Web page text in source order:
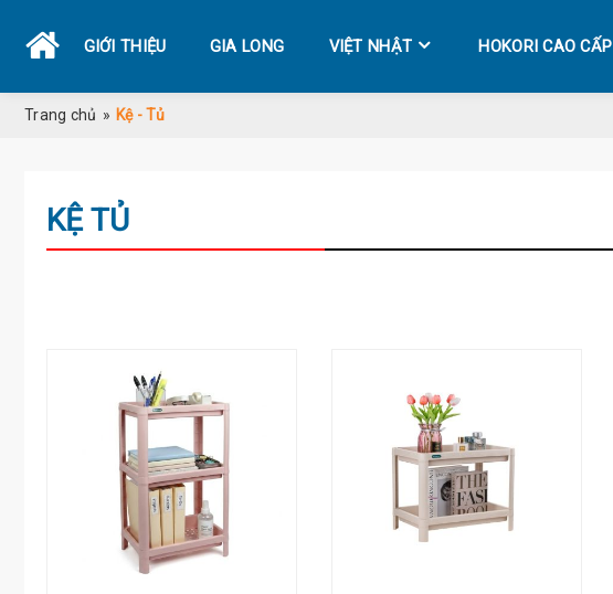
GIỚI THIỆU GIA LONG VIỆT NHẬT HOKORI CAO CẤP
Trang chủ » Kệ - Tủ
KỆ TỦ